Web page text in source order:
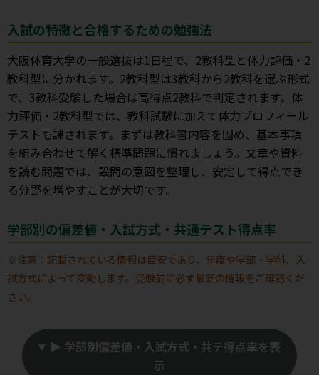
入試の特徴と合格するための勉強法
大阪体育大学の一般選抜は1日程で、2教科型と体力評価・2
教科型に分かれます。2教科型は3教科から2教科を選ぶ形式
で、3教科受験した場合は高得点2教科で判定されます。体
力評価・2教科型では、教科試験に加えて体力プロフィール
テストも課されます。まずは教科書内容を固め、基本事項
を組み合わせて解く標準問題に慣れましょう。文章や資料
を読む問題では、設問の意図を整理し、安定して得点でき
る分野を増やすことが大切です。
学部別の偏差値・入試方式・共通テスト得点率
※注意：記載されている情報は目安であり、年度や学部・学科、入
試方式によって変動します。受験前に必ず最新の情報をご確認くだ
さい。
▶ 学部別偏差値・入試方式・共テ得点率を表
示